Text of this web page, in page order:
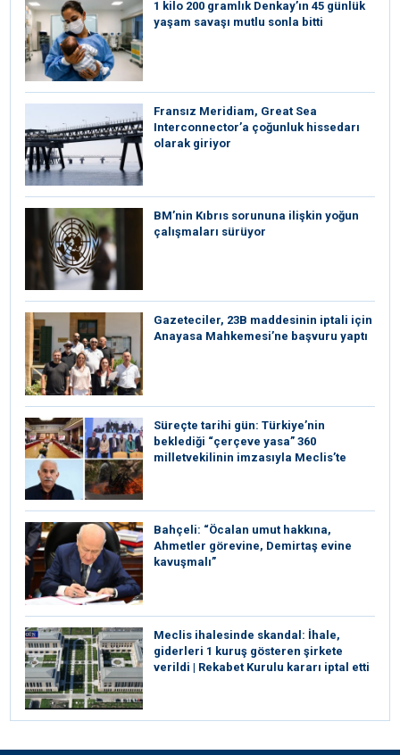
1 kilo 200 gramlık Denkay’ın 45 günlük
yaşam savaşı mutlu sonla bitti
Fransız Meridiam, Great Sea
Interconnector’a çoğunluk hissedarı
olarak giriyor
BM’nin Kıbrıs sorununa ilişkin yoğun
çalışmaları sürüyor
Gazeteciler, 23B maddesinin iptali için
Anayasa Mahkemesi’ne başvuru yaptı
Süreçte tarihi gün: Türkiye’nin
beklediği “çerçeve yasa” 360
milletvekilinin imzasıyla Meclis’te
Bahçeli: “Öcalan umut hakkına,
Ahmetler görevine, Demirtaş evine
kavuşmalı”
Meclis ihalesinde skandal: İhale,
giderleri 1 kuruş gösteren şirkete
verildi | Rekabet Kurulu kararı iptal etti